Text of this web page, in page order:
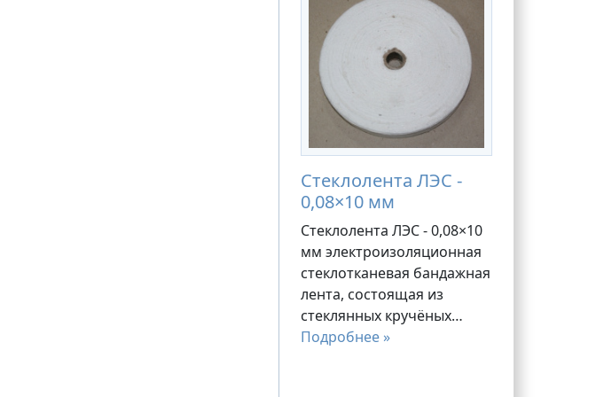
Стеклолента ЛЭС -
0,08×10 мм
Стеклолента ЛЭС - 0,08×10
мм электроизоляционная
стеклотканевая бандажная
лента, состоящая из
стеклянных кручёных…
Подробнее »